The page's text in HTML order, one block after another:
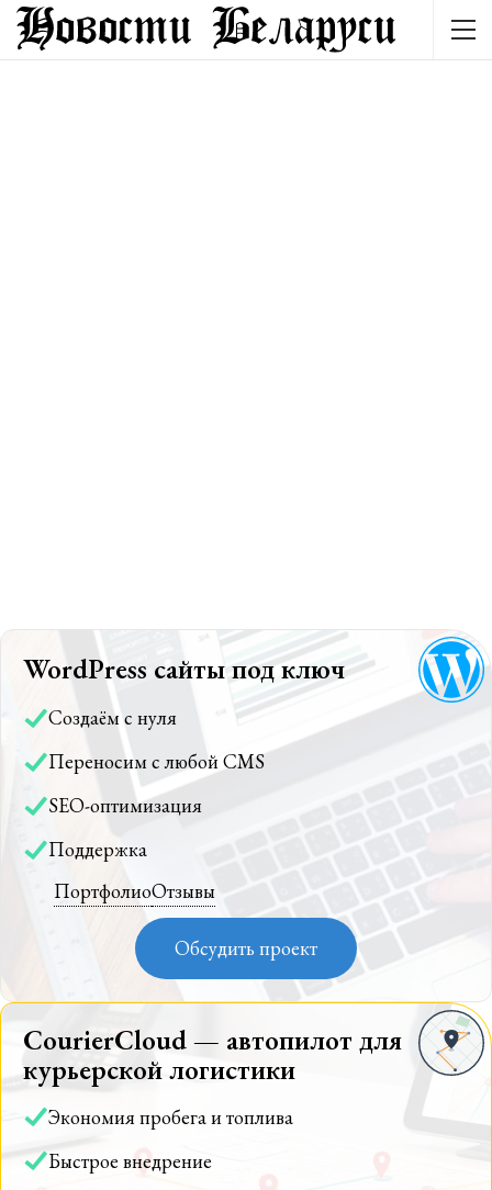
WordPress сайты под ключ
Создаём с нуля
Переносим с любой CMS
SEO-оптимизация
Поддержка
ПортфолиоОтзывы
Обсудить проект
CourierCloud — автопилот для
курьерской логистики
Экономия пробега и топлива
Быстрое внедрение